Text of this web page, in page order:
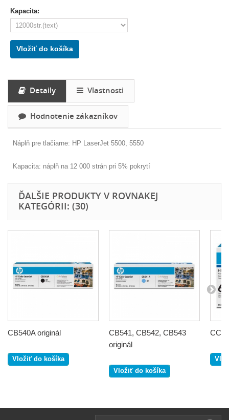
Kapacita:
Vložiť do košíka
Detaily Vlastnosti
Hodnotenie zákazníkov
Náplň pre tlačiarne: HP LaserJet 5500, 5550
Kapacita: náplň na 12 000 strán pri 5% pokrytí
ĎALŠIE PRODUKTY V ROVNAKEJ
KATEGÓRII: (30)
CB540A originál
Vložiť do košíka
CB541, CB542, CB543
originál
Vložiť do košíka